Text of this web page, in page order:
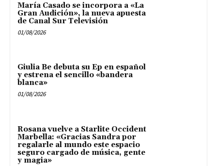
María Casado se incorpora a «La
Gran Audición», la nueva apuesta
de Canal Sur Televisión
01/08/2026
Giulia Be debuta su Ep en español
y estrena el sencillo «bandera
blanca»
01/08/2026
Rosana vuelve a Starlite Occident
Marbella: «Gracias Sandra por
regalarle al mundo este espacio
seguro cargado de música, gente
y magia»